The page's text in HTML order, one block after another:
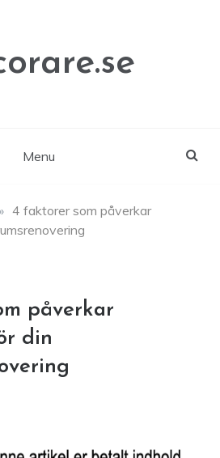
Menu
4 faktorer som påverkar
påverkar
din